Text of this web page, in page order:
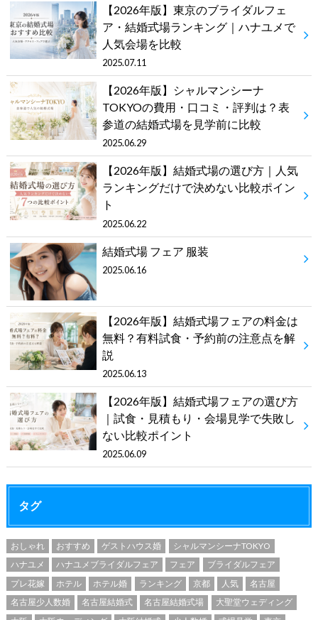
【2026年版】東京のブライダルフェ
ア・結婚式場ランキング｜ハナユメで
人気会場を比較
2025.07.11
【2026年版】シャルマンシーナ
TOKYOの費用・口コミ・評判は？表
参道の結婚式場を見学前に比較
2025.06.29
【2026年版】結婚式場の選び方｜人気
ランキングだけで決めない比較ポイン
ト
2025.06.22
結婚式場 フェア 服装
2025.06.16
【2026年版】結婚式場フェアの料金は
無料？有料試食・予約前の注意点を解
説
2025.06.13
【2026年版】結婚式場フェアの選び方
｜試食・見積もり・会場見学で失敗し
ない比較ポイント
2025.06.09
タグ
おしゃれ おすすめ ゲストハウス婚
シャルマンシーナTOKYO
ハナユメ
ハナユメブライダルフェア フェア
ブライダルフェア
プレ花嫁
ホテル ホテル婚 ランキング 京都 人気
名古屋
名古屋少人数婚
名古屋結婚式 名古屋結婚式場
大聖堂ウェディング